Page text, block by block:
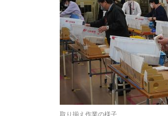
取り揃え作業の様子